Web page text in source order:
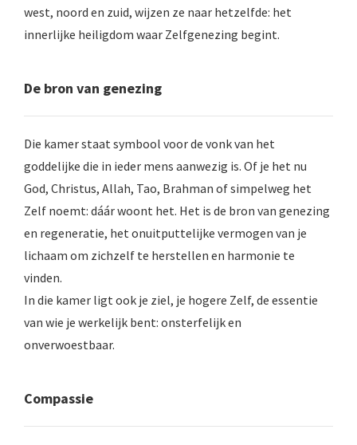
west, noord en zuid, wijzen ze naar hetzelfde: het
innerlijke heiligdom waar Zelfgenezing begint.
De bron van genezing
Die kamer staat symbool voor de vonk van het
goddelijke die in ieder mens aanwezig is. Of je het nu
God, Christus, Allah, Tao, Brahman of simpelweg het
Zelf noemt: dáár woont het. Het is de bron van genezing
en regeneratie, het onuitputtelijke vermogen van je
lichaam om zichzelf te herstellen en harmonie te
vinden.
In die kamer ligt ook je ziel, je hogere Zelf, de essentie
van wie je werkelijk bent: onsterfelijk en
onverwoestbaar.
Compassie